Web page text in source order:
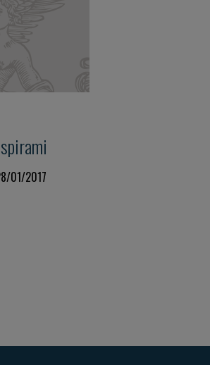
01/2017